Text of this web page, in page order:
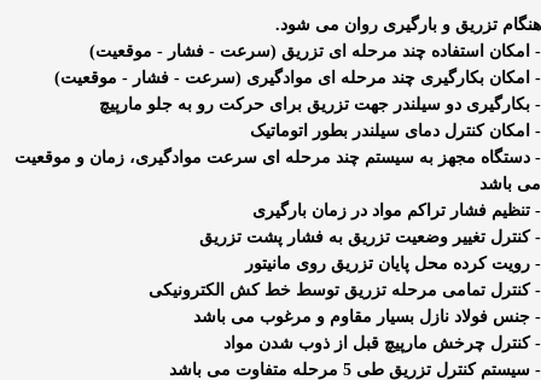
هنگام تزریق و بارگیری روان می شود.
- امکان استفاده چند مرحله ای تزریق (سرعت - فشار - موقعیت)
- امکان بکارگیری چند مرحله ای موادگیری (سرعت - فشار - موقعیت)
- بکارگیری دو سیلندر جهت تزریق برای حرکت رو به جلو مارپیچ
- امکان کنترل دمای سیلندر بطور اتوماتیک
- دستگاه مجهز به سیستم چند مرحله ای سرعت موادگیری، زمان و موقعیت
می باشد
- تنظیم فشار تراکم مواد در زمان بارگیری
- کنترل تغییر وضعیت تزریق به فشار پشت تزریق
- رویت کرده محل پایان تزریق روی مانیتور
- کنترل تمامی مرحله تزریق توسط خط کش الکترونیکی
- جنس فولاد نازل بسیار مقاوم و مرغوب می باشد
- کنترل چرخش مارپیچ قبل از ذوب شدن مواد
- سیستم کنترل تزریق طی 5 مرحله متفاوت می باشد